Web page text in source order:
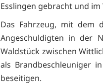
Esslingen gebracht und
Das Fahrzeug, mit dem
Angeschuldigten in der
Waldstück zwischen
als Brandbeschleuniger
beseitigen.